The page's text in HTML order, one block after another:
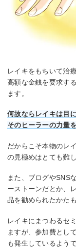
レイキをもちいて治
高額な金銭を要求す
ます。
何故ならレイキは目
そのヒーラーの力量
だからこそ本物のレ
の見極めはとても難
また、ブログやSNS
ーストーンだとか、
品を勧められたかたも
レイキにまつわるセ
ますが、参加費とし
も発生しているようで